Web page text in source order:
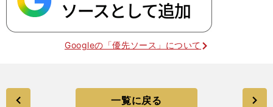
Googleの「優先ソース」について
一覧に戻る